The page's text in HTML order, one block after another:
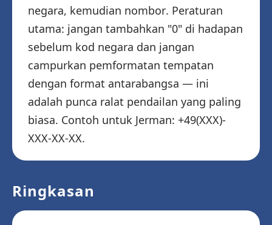
negara, kemudian nombor. Peraturan
utama: jangan tambahkan "0" di hadapan
sebelum kod negara dan jangan
campurkan pemformatan tempatan
dengan format antarabangsa — ini
adalah punca ralat pendailan yang paling
biasa. Contoh untuk Jerman: +49(XXX)-
XXX-XX-XX.
Ringkasan